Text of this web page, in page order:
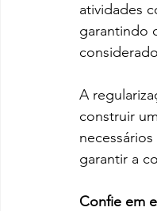
atividades
garantindo
A
construir
garantir a
Confie em